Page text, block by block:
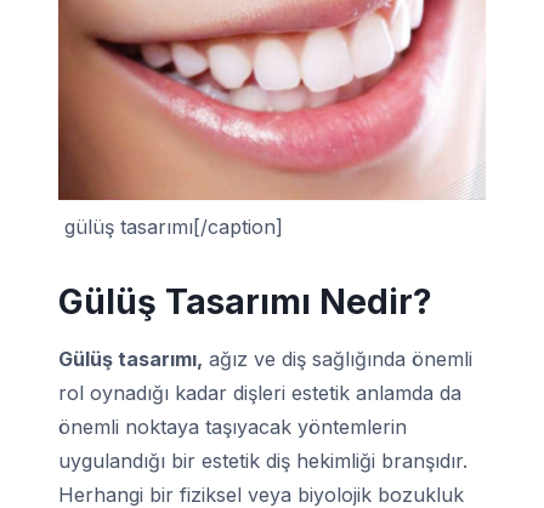
gülüş tasarımı[/caption]
Gülüş Tasarımı Nedir?
Gülüş tasarımı, ağız ve diş sağlığında önemli
rol oynadığı kadar dişleri estetik anlamda da
önemli noktaya taşıyacak yöntemlerin
uygulandığı bir estetik diş hekimliği branşıdır.
Herhangi bir fiziksel veya biyolojik bozukluk